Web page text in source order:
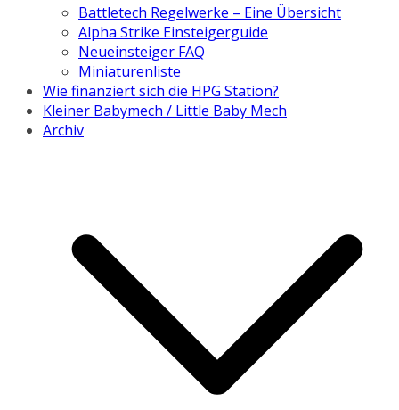
Battletech Regelwerke – Eine Übersicht
Alpha Strike Einsteigerguide
Neueinsteiger FAQ
Miniaturenliste
Wie finanziert sich die HPG Station?
Kleiner Babymech / Little Baby Mech
Archiv